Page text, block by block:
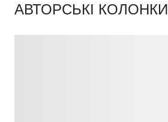
АВТОРСЬКІ КОЛОНКИ